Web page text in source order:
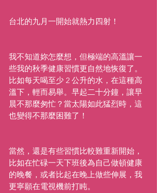
台北的九月一開始就熱力四射！
我不知道妳怎麼想，但極端的高溫讓一
些我的秋季健康習慣更自然地恢復了。
比如每天喝至少 2 公升的水，在這種高
溫下，輕而易舉。早起二十分鐘，讓早
晨不那麼匆忙？當太陽如此猛烈時，這
也變得不那麼困難了！
當然，還是有些習慣比較難重新開始，
比如在忙碌一天下班後為自己做頓健康
的晚餐，或者比起在晚上做些伸展，我
更寧願在電視機前打盹。